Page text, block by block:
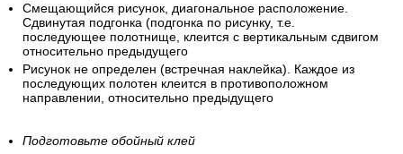
Смещающийся рисунок, диагональное расположение.
Сдвинутая подгонка (подгонка по рисунку, т.е.
последующее полотнище, клеится с вертикальным сдвигом
относительно предыдущего
Рисунок не определен (встречная наклейка). Каждое из
последующих полотен клеится в противоположном
направлении, относительно предыдущего
Подготовьте обойный клей